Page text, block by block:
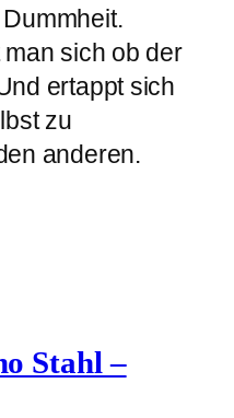
sich ob der
ertappt sich
zu
anderen.
Stahl –